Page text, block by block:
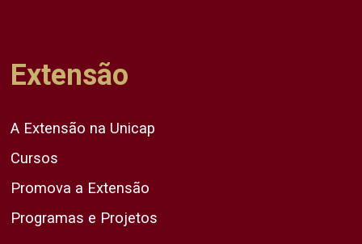
Extensão
A Extensão na Unicap
Cursos
Promova a Extensão
Programas e Projetos